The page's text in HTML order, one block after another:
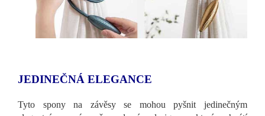
JEDINEČNÁ ELEGANCE
Tyto spony na závěsy se mohou pyšnit jedinečným